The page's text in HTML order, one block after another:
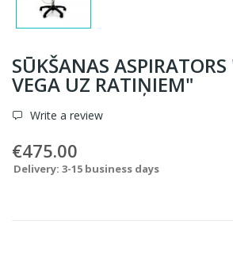
SŪKŠANAS ASPIRATORS
VEGA UZ RATIŅIEM"
Write a review
€475.00
Delivery: 3-15 business days